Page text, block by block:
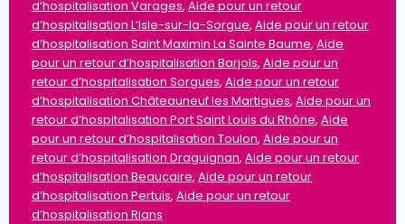
d’hospitalisation Varages, Aide pour un retour
d’hospitalisation L’Isle-sur-la-Sorgue, Aide pour un retour
d’hospitalisation Saint Maximin La Sainte Baume, Aide
pour un retour d’hospitalisation Barjols, Aide pour un
retour d’hospitalisation Sorgues, Aide pour un retour
d’hospitalisation Châteauneuf les Martigues, Aide pour un
retour d’hospitalisation Port Saint Louis du Rhône, Aide
pour un retour d’hospitalisation Toulon, Aide pour un
retour d’hospitalisation Draguignan, Aide pour un retour
d’hospitalisation Beaucaire, Aide pour un retour
d’hospitalisation Pertuis, Aide pour un retour
d’hospitalisation Rians